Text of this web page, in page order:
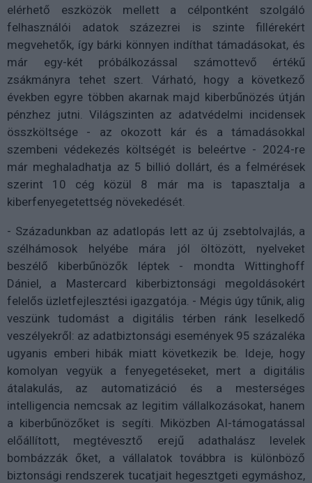
elérhető eszközök mellett a célpontként szolgáló
felhasználói adatok százezrei is szinte fillérekért
megvehetők, így bárki könnyen indíthat támadásokat, és
már egy-két próbálkozással számottevő értékű
zsákmányra tehet szert. Várható, hogy a következő
években egyre többen akarnak majd kiberbűnözés útján
pénzhez jutni. Világszinten az adatvédelmi incidensek
összköltsége - az okozott kár és a támadásokkal
szembeni védekezés költségét is beleértve - 2024-re
már meghaladhatja az 5 billió dollárt, és a felmérések
szerint 10 cég közül 8 már ma is tapasztalja a
kiberfenyegetettség növekedését.
- Századunkban az adatlopás lett az új zsebtolvajlás, a
szélhámosok helyébe mára jól öltözött, nyelveket
beszélő kiberbűnözők léptek - mondta Wittinghoff
Dániel, a Mastercard kiberbiztonsági megoldásokért
felelős üzletfejlesztési igazgatója. - Mégis úgy tűnik, alig
veszünk tudomást a digitális térben ránk leselkedő
veszélyekről: az adatbiztonsági események 95 százaléka
ugyanis emberi hibák miatt következik be. Ideje, hogy
komolyan vegyük a fenyegetéseket, mert a digitális
átalakulás, az automatizáció és a mesterséges
intelligencia nemcsak az legitim vállalkozásokat, hanem
a kiberbűnözőket is segíti. Miközben AI-támogatással
előállított, megtévesztő erejű adathalász levelek
bombázzák őket, a vállalatok továbbra is különböző
biztonsági rendszerek tucatjait hegesztgeti egymáshoz,